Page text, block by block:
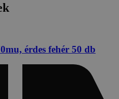
érdes fehér 50 db